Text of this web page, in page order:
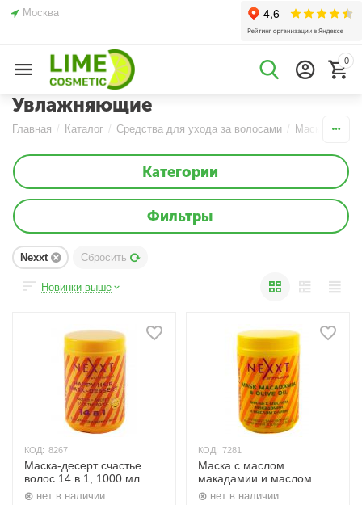
Москва
0
Увлажняющие
Главная / Каталог / Средства для ухода за волосами / Маски /
Категории
Фильтры
Nexxt Сбросить
Новинки выше
КОД: 8267
Маска-десерт счастье
волос 14 в 1, 1000 мл.
Nexxt
нет в наличии
КОД: 7281
Маска с маслом
макадамии и маслом
оливы 1000 мл. Nexxt
нет в наличии